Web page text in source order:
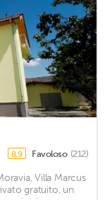
8,9 Favoloso (212)
Villa Marcus
gratuito, un